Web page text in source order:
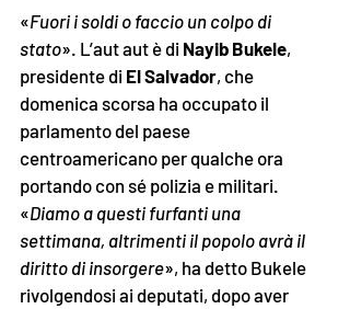
«Fuori i soldi o faccio un colpo di
stato». L’aut aut è di Nayib Bukele,
presidente di El Salvador, che
domenica scorsa ha occupato il
parlamento del paese
centroamericano per qualche ora
portando con sé polizia e militari.
«Diamo a questi furfanti una
settimana, altrimenti il popolo avrà il
diritto di insorgere», ha detto Bukele
rivolgendosi ai deputati, dopo aver